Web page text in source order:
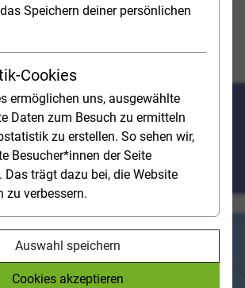
Speichern deiner persönlichen
Cookies
ermöglichen uns, ausgewählte
Daten zum Besuch zu ermitteln
zu erstellen. So sehen wir,
Besucher*innen der Seite
Das trägt dazu bei, die Website
zu verbessern.
Auswahl speichern
Cookies akzeptieren
unserer
und